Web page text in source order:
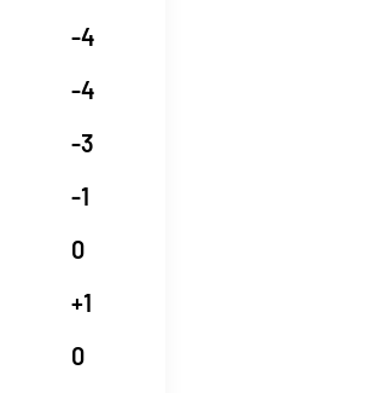
-4
-4
-3
-1
0
+1
0